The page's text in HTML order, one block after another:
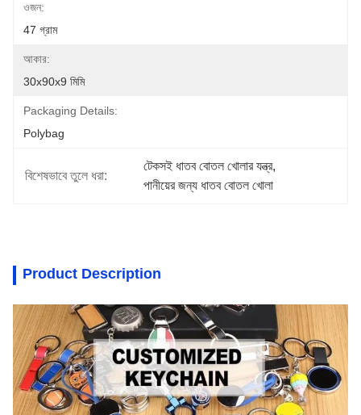
ওজন:
47 গ্রাম
আকার:
30x90x9 মিমি
Packaging Details:
Polybag
বিশেষভাবে তুলে ধরা:
টেকসই ধাতব বোতল খোলার যন্ত্র,
পানীয়ের জন্য ধাতব বোতল খোলা
Product Description